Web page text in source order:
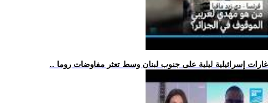
.. غارات إسرائيلية ليلية على جنوب لبنان وسط تعثر مفاوضات روما